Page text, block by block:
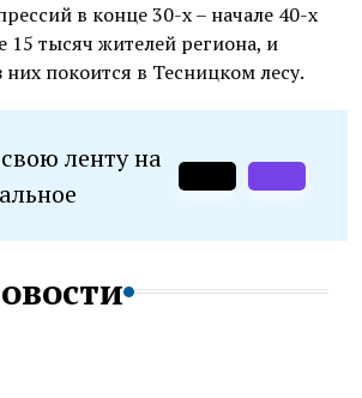
в конце 30-х – начале 40-х
15 тысяч жителей региона, и
покоится в Тесницком лесу.
ленту на